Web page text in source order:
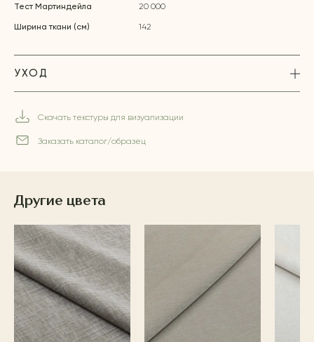
Тест Мартиндейла 20 000
Ширина ткани (см) 142
УХОД
Скачать текстуры для визуализации
Заказать каталог/образец
Другие цвета